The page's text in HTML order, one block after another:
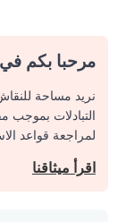
مرحبا بكم في
نريد مساحة
التبادلات بموجب
لمراجعة قواعد
اقرأ ميثاقنا